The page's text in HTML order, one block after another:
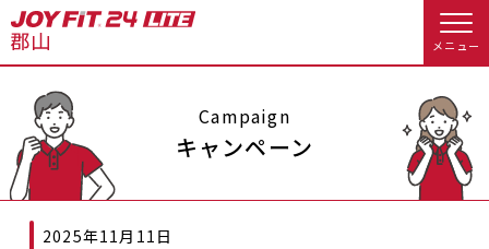
メニュー
店舗トップ
会員様向けのご案内
会員の方へトップ
Campaign
キャンペーン
2025年11月11日